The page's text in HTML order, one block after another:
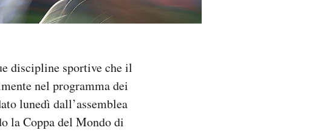
discipline sportive che il
nel programma dei
lunedì dall’assemblea
la Coppa del Mondo di